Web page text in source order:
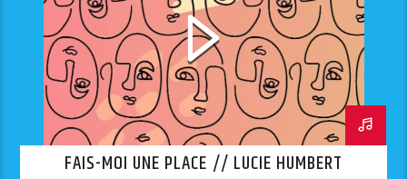
FAIS-MOI UNE PLACE // LUCIE HUMBERT